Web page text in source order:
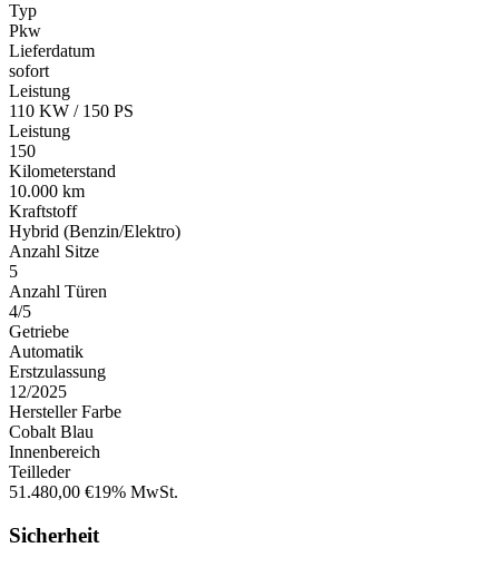
Typ
Pkw
Lieferdatum
sofort
Leistung
110 KW / 150 PS
Leistung
150
Kilometerstand
10.000 km
Kraftstoff
Hybrid (Benzin/Elektro)
Anzahl Sitze
5
Anzahl Türen
4/5
Getriebe
Automatik
Erstzulassung
12/2025
Hersteller Farbe
Cobalt Blau
Innenbereich
Teilleder
51.480,00 €19% MwSt.
Sicherheit